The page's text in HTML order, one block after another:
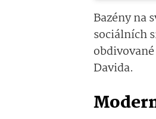
Bazény na
sociálních
Davida.